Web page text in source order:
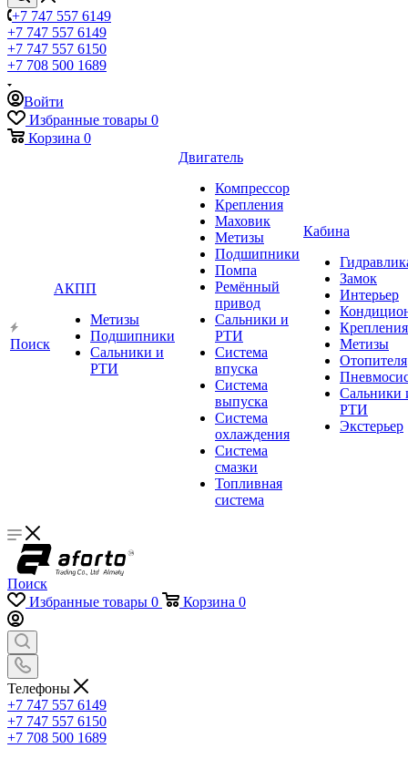
+7 747 557 6149
+7 747 557 6149
+7 747 557 6150
+7 708 500 1689
Войти
Избранные товары 0
Корзина 0
Поиск
АКПП
Метизы
Подшипники
Сальники и
РТИ
Двигатель
Компрессор
Крепления
Маховик
Метизы
Подшипники
Помпа
Ремённый
привод
Сальники и
РТИ
Система
впуска
Система
выпуска
Система
охлаждения
Система
смазки
Топливная
система
Кабина
Замок
Интерьер
Крепления
Метизы
Отопителя
Сальники
РТИ
Экстерьер
Поиск
Избранные товары 0 Корзина 0
Телефоны
+7 747 557 6149
+7 747 557 6150
+7 708 500 1689